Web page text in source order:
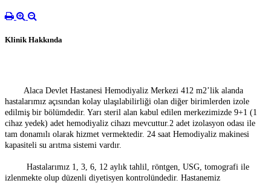
Klinik Hakkında
Alaca Devlet Hastanesi Hemodiyaliz Merkezi 412 m2’lik alanda
hastalarımız açısından kolay ulaşılabilirliği olan diğer birimlerden izole
edilmiş bir bölümdedir. Yarı steril alan kabul edilen merkezimizde 9+1 (1
cihaz yedek) adet hemodiyaliz cihazı mevcuttur.2 adet izolasyon odası ile
tam donamılı olarak hizmet vermektedir. 24 saat Hemodiyaliz makinesi
kapasiteli su arıtma sistemi vardır.
Hastalarımız 1, 3, 6, 12 aylık tahlil, röntgen, USG, tomografi ile
izlenmekte olup düzenli diyetisyen kontrolündedir. Hastanemiz